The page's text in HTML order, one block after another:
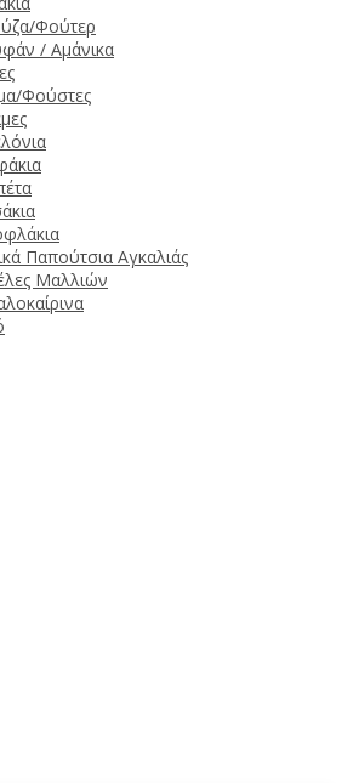
Φούτερ
/ Αμάνικα
Φούστες
Παπούτσια Αγκαλιάς
Μαλλιών